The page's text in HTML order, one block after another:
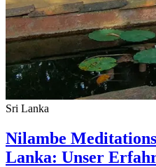
Sri Lanka
Nilambe
Lanka: Unser